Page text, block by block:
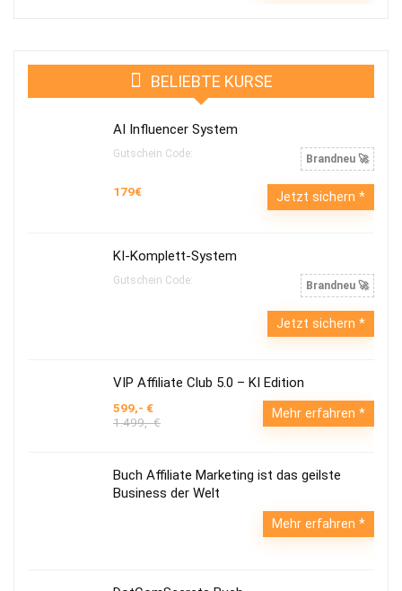
BELIEBTE KURSE
AI Influencer System
Gutschein Code: Brandneu 🚀
179€ Jetzt sichern
KI-Komplett-System
Gutschein Code: Brandneu 🚀
Jetzt sichern
VIP Affiliate Club 5.0 – KI Edition
599,- €
1.499,- €
Mehr erfahren
Buch Affiliate Marketing ist das geilste
Business der Welt
Mehr erfahren